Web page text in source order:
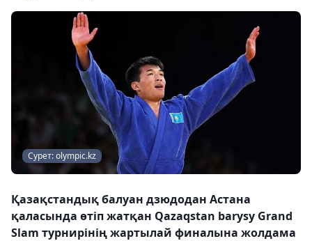
Сурет: olympic.kz
Қазақстандық балуан дзюдодан Астана
қаласында өтіп жатқан Qazaqstan barysy Grand
Slam турнирінің жартылай финалына жолдама